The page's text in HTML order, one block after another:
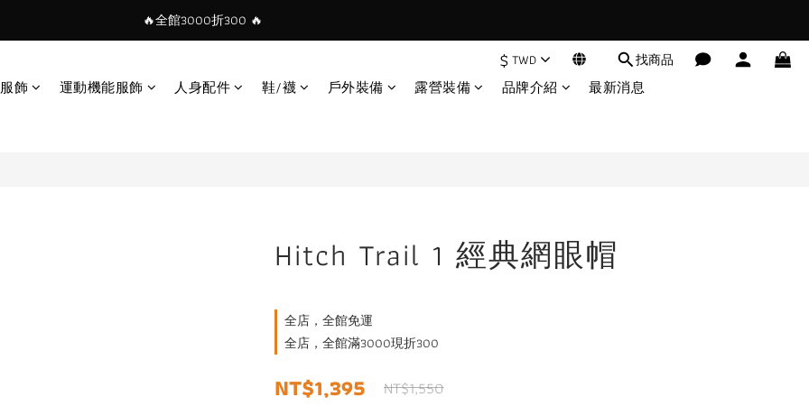
🔥全館3000折300 🔥
$ TWD 找商品
飾 運動機能服飾 人身配件 鞋/襪 戶外裝備 露營裝備 品牌介紹 最新消息
Hitch Trail 1 經典網眼帽
全店，全館免運
全店，全館滿3000現折300
NT$1,395 NT$1,550